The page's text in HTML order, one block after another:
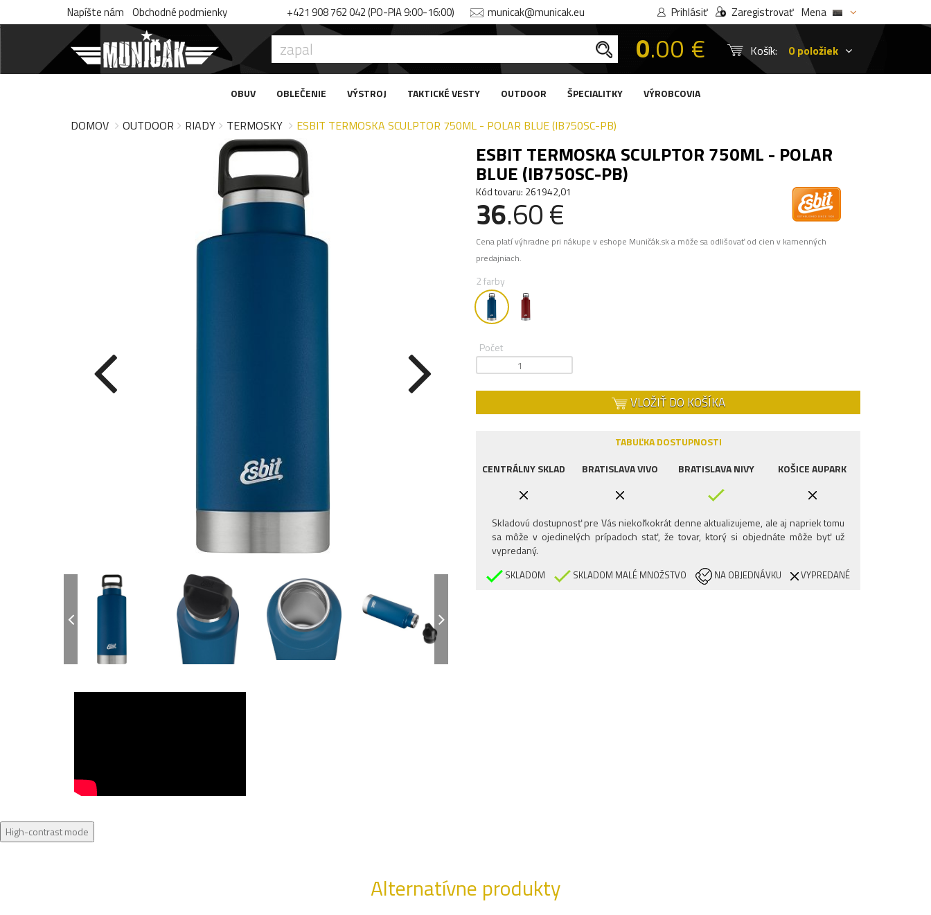
Napíšte nám Obchodné podmienky +421 908 762 042 (PO-PIA 9:00-16:00) municak@municak.eu Prihlásiť Zaregistrovať Mena
0.00 € Košík: 0 položiek
OBUV OBLEČENIE VÝSTROJ TAKTICKÉ VESTY OUTDOOR ŠPECIALITKY VÝROBCOVIA
DOMOV OUTDOOR RIADY TERMOSKY ESBIT TERMOSKA SCULPTOR 750ML - POLAR BLUE (IB750SC-PB)
ESBIT TERMOSKA SCULPTOR 750ML - POLAR
BLUE (IB750SC-PB)
Kód tovaru: 261942,01
36.60 €
Cena platí výhradne pri nákupe v eshope Muničák.sk a môže sa odlišovať od cien v kamenných
predajniach.
2 farby
Počet
VLOŽIŤ DO KOŠÍKA
TABUĽKA DOSTUPNOSTI
CENTRÁLNY SKLAD
BRATISLAVA VIVO BRATISLAVA NIVY KOŠICE AUPARK
Skladovú dostupnosť pre Vás niekoľkokrát denne aktualizujeme, ale aj napriek tomu
sa môže v ojedinelých prípadoch stať, že tovar, ktorý si objednáte môže byť už
vypredaný.
SKLADOM SKLADOM MALÉ MNOŽSTVO NA OBJEDNÁVKU VYPREDANÉ
High-contrast mode
Alternatívne produkty